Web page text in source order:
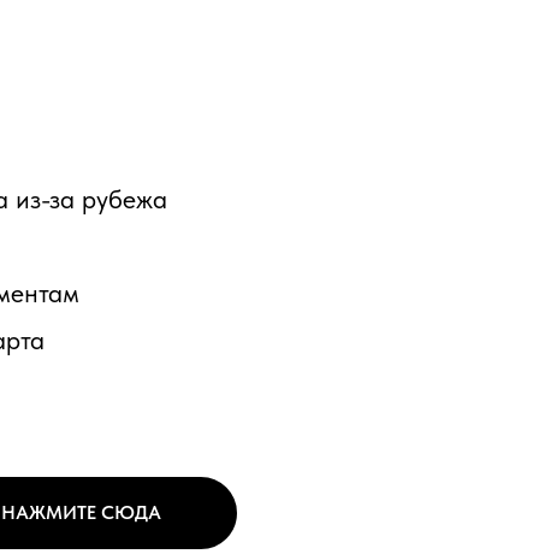
из-за рубежа
НАЖМИТЕ СЮДА